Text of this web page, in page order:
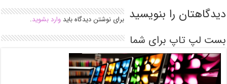
دیدگاهتان را بنویسید برای نوشتن دیدگاه بایدوارد بشوید.
بست لپ تاپ برای شما